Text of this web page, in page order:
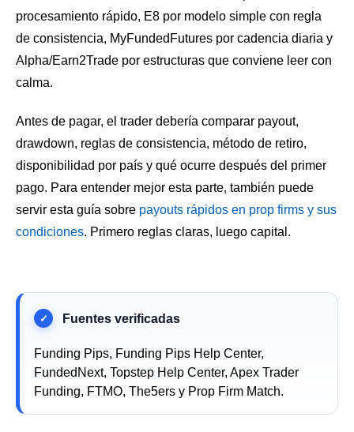
procesamiento rápido, E8 por modelo simple con regla
de consistencia, MyFundedFutures por cadencia diaria y
Alpha/Earn2Trade por estructuras que conviene leer con
calma.
Antes de pagar, el trader debería comparar payout,
drawdown, reglas de consistencia, método de retiro,
disponibilidad por país y qué ocurre después del primer
pago. Para entender mejor esta parte, también puede
servir esta guía sobre payouts rápidos en prop firms y sus
condiciones. Primero reglas claras, luego capital.
Funding Pips, Funding Pips Help Center,
FundedNext, Topstep Help Center, Apex Trader
Funding, FTMO, The5ers y Prop Firm Match.